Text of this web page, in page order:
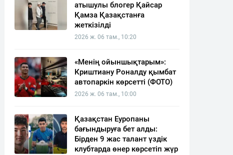
атышулы блогер Қайсар
Қамза Қазақстанға
жеткізілді
2026 ж. 06 там., 10:20
«Менің ойыншықтарым»:
Криштиану Роналду қымбат
автопаркін көрсетті (ФОТО)
2026 ж. 06 там., 10:00
Қазақстан Еуропаны
бағындыруға бет алды:
Бірден 9 жас талант үздік
клубтарда өнер көрсетіп жүр